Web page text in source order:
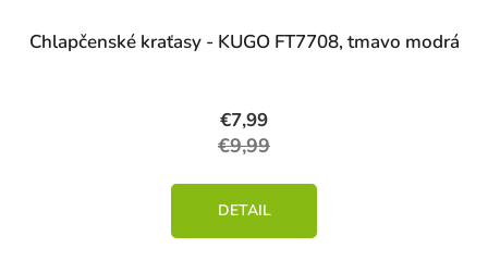
Chlapčenské kraťasy - KUGO FT7708, tmavo modrá
€7,99
€9,99
DETAIL